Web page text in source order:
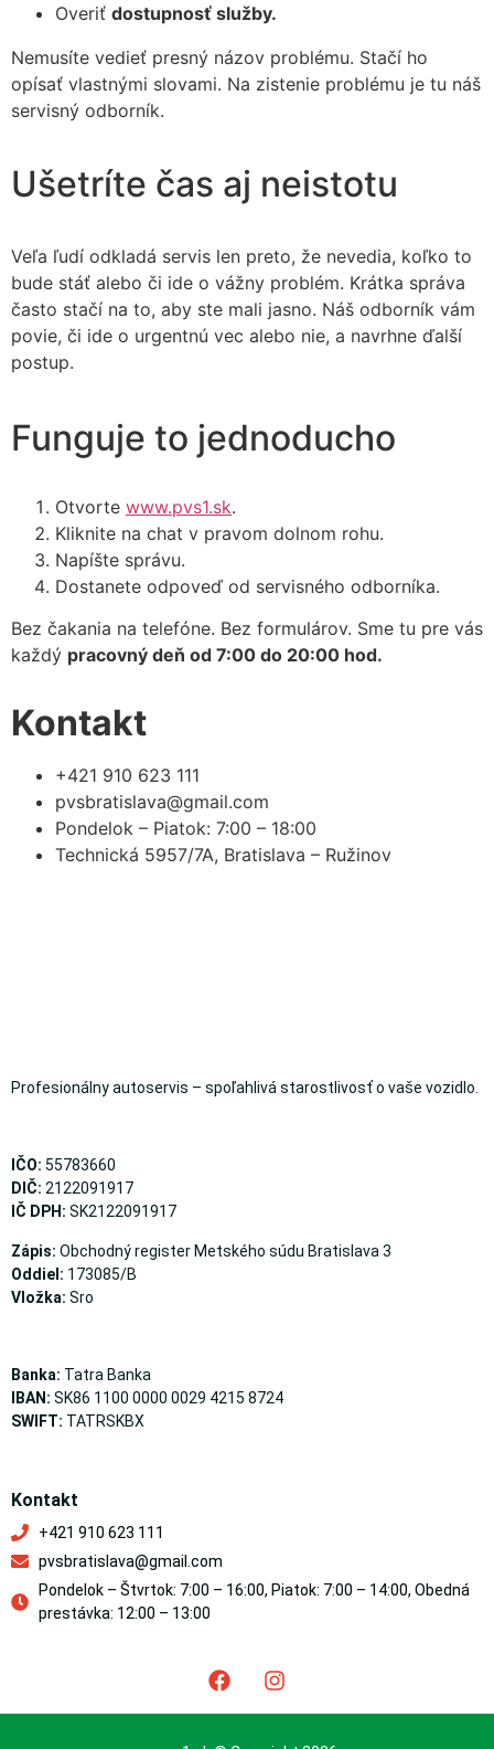
Overiť dostupnosť služby.
Nemusíte vedieť presný názov problému. Stačí ho
opísať vlastnými slovami. Na zistenie problému je tu náš
servisný odborník.
Ušetríte čas aj neistotu
Veľa ľudí odkladá servis len preto, že nevedia, koľko to
bude stáť alebo či ide o vážny problém. Krátka správa
často stačí na to, aby ste mali jasno. Náš odborník vám
povie, či ide o urgentnú vec alebo nie, a navrhne ďalší
postup.
Funguje to jednoducho
Otvorte www.pvs1.sk.
Kliknite na chat v pravom dolnom rohu.
Napíšte správu.
Dostanete odpoveď od servisného odborníka.
Bez čakania na telefóne. Bez formulárov. Sme tu pre vás
každý pracovný deň od 7:00 do 20:00 hod.
Kontakt
+421 910 623 111
pvsbratislava@gmail.com
Pondelok – Piatok: 7:00 – 18:00
Technická 5957/7A, Bratislava – Ružinov
Profesionálny autoservis – spoľahlivá starostlivosť o vaše vozidlo.
IČO: 55783660
DIČ: 2122091917
IČ DPH: SK2122091917
Zápis: Obchodný register Metského súdu Bratislava 3
Oddiel: 173085/B
Vložka: Sro
Banka: Tatra Banka
IBAN: SK86 1100 0000 0029 4215 8724
SWIFT: TATRSKBX
Kontakt
+421 910 623 111
pvsbratislava@gmail.com
Pondelok – Štvrtok: 7:00 – 16:00, Piatok: 7:00 – 14:00, Obedná
prestávka: 12:00 – 13:00